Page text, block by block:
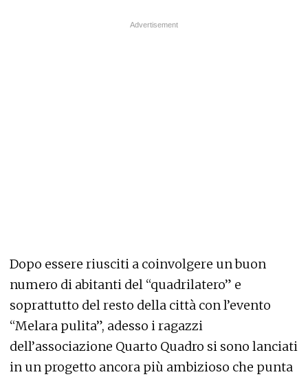
Dopo essere riusciti a coinvolgere un buon
numero di abitanti del “quadrilatero” e
soprattutto del resto della città con l’evento
“Melara pulita”, adesso i ragazzi
dell’associazione Quarto Quadro si sono lanciati
in un progetto ancora più ambizioso che punta